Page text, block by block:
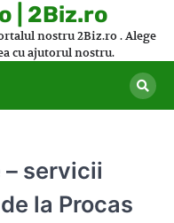
| 2Biz.ro
nostru 2Biz.ro . Alege
cu ajutorul nostru.
servicii
la Procas